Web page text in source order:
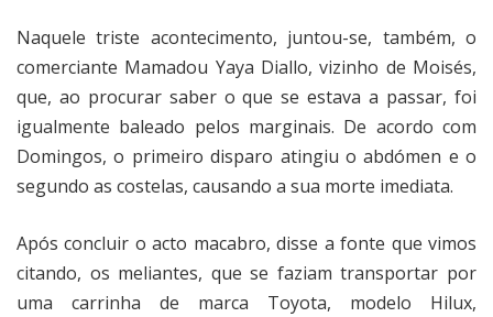
Naquele triste acontecimento, juntou-se, também, o
comerciante Mamadou Yaya Diallo, vizinho de Moisés,
que, ao procurar saber o que se estava a passar, foi
igualmente baleado pelos marginais. De acordo com
Domingos, o primeiro disparo atingiu o abdómen e o
segundo as costelas, causando a sua morte imediata.
Após concluir o acto macabro, disse a fonte que vimos
citando, os meliantes, que se faziam transportar por
uma carrinha de marca Toyota, modelo Hilux,